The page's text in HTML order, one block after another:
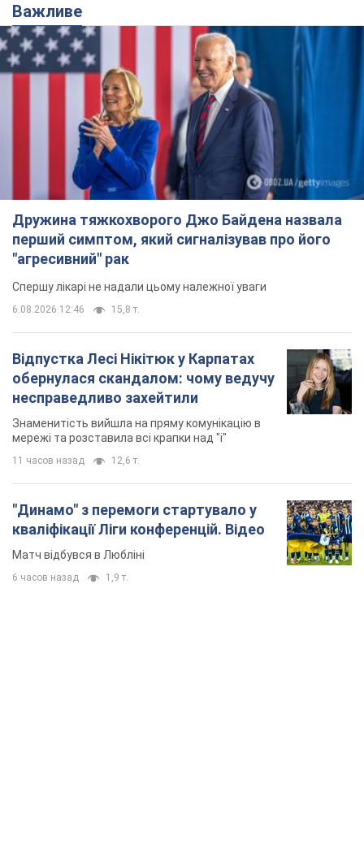
Важливе
Дружина тяжкохворого Джо Байдена назвала
перший симптом, який сигналізував про його
"агресивний" рак
Спершу лікарі не надали цьому належної уваги
6.08.2026 12:46 15,8 т.
Відпустка Лесі Нікітюк у Карпатах
обернулася скандалом: чому ведучу
несправедливо захейтили
Знаменитість вийшла на пряму комунікацію в
мережі та розставила всі крапки над "і"
11 часов назад 12,6 т.
"Динамо" з перемоги стартувало у
кваліфікації Ліги конференцій. Відео
Матч відбувся в Любліні
6 часов назад 1,9 т.